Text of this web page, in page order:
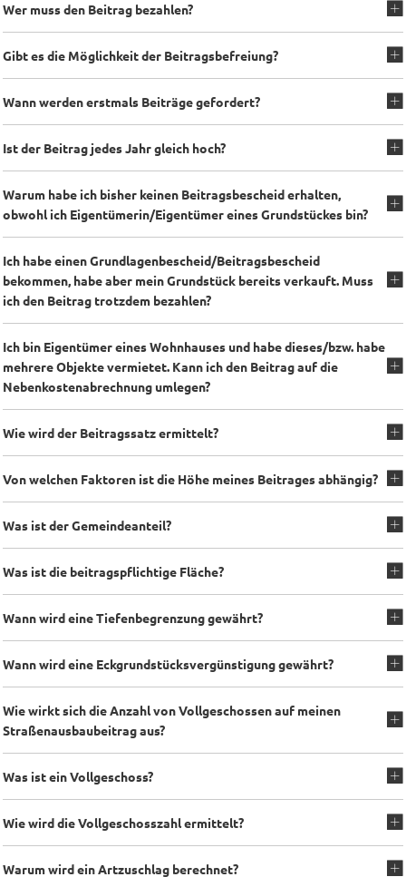
Wer muss den Beitrag bezahlen?
Gibt es die Möglichkeit der Beitragsbefreiung?
Wann werden erstmals Beiträge gefordert?
Ist der Beitrag jedes Jahr gleich hoch?
Warum habe ich bisher keinen Beitragsbescheid erhalten,
obwohl ich Eigentümerin/Eigentümer eines Grundstückes bin?
Ich habe einen Grundlagenbescheid/Beitragsbescheid
bekommen, habe aber mein Grundstück bereits verkauft. Muss
ich den Beitrag trotzdem bezahlen?
Ich bin Eigentümer eines Wohnhauses und habe dieses/bzw. habe
mehrere Objekte vermietet. Kann ich den Beitrag auf die
Nebenkostenabrechnung umlegen?
Wie wird der Beitragssatz ermittelt?
Von welchen Faktoren ist die Höhe meines Beitrages abhängig?
Was ist der Gemeindeanteil?
Was ist die beitragspflichtige Fläche?
Wann wird eine Tiefenbegrenzung gewährt?
Wann wird eine Eckgrundstücksvergünstigung gewährt?
Wie wirkt sich die Anzahl von Vollgeschossen auf meinen
Straßenausbaubeitrag aus?
Was ist ein Vollgeschoss?
Wie wird die Vollgeschosszahl ermittelt?
Warum wird ein Artzuschlag berechnet?